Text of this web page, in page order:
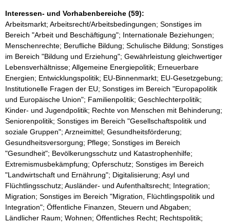
Interessen- und Vorhabenbereiche (59):
Arbeitsmarkt; Arbeitsrecht/Arbeitsbedingungen; Sonstiges im
Bereich "Arbeit und Beschäftigung"; Internationale Beziehungen;
Menschenrechte; Berufliche Bildung; Schulische Bildung; Sonstiges
im Bereich "Bildung und Erziehung"; Gewährleistung gleichwertiger
Lebensverhältnisse; Allgemeine Energiepolitik; Erneuerbare
Energien; Entwicklungspolitik; EU-Binnenmarkt; EU-Gesetzgebung;
Institutionelle Fragen der EU; Sonstiges im Bereich "Europapolitik
und Europäische Union"; Familienpolitik; Geschlechterpolitik;
Kinder- und Jugendpolitik; Rechte von Menschen mit Behinderung;
Seniorenpolitik; Sonstiges im Bereich "Gesellschaftspolitik und
soziale Gruppen"; Arzneimittel; Gesundheitsförderung;
Gesundheitsversorgung; Pflege; Sonstiges im Bereich
"Gesundheit"; Bevölkerungsschutz und Katastrophenhilfe;
Extremismusbekämpfung; Opferschutz; Sonstiges im Bereich
"Landwirtschaft und Ernährung"; Digitalisierung; Asyl und
Flüchtlingsschutz; Ausländer- und Aufenthaltsrecht; Integration;
Migration; Sonstiges im Bereich "Migration, Flüchtlingspolitik und
Integration"; Öffentliche Finanzen, Steuern und Abgaben;
Ländlicher Raum; Wohnen; Öffentliches Recht; Rechtspolitik;